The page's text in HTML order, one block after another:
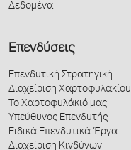
Δεδομένα
Επενδύσεις
Επενδυτική Στρατηγική
Διαχείριση Χαρτοφυλακίου
Το Χαρτοφυλάκιό μας
Υπεύθυνος Επενδυτής
Ειδικά Επενδυτικά Έργα
Διαχείριση Κινδύνων